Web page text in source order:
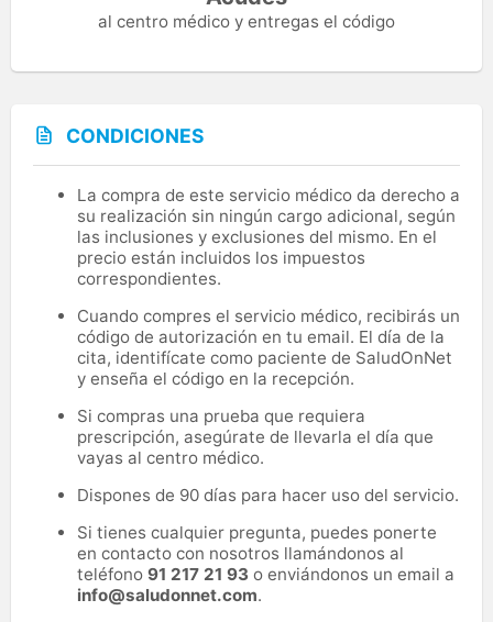
al centro médico y entregas el código
CONDICIONES
La compra de este servicio médico da derecho a
su realización sin ningún cargo adicional, según
las inclusiones y exclusiones del mismo. En el
precio están incluidos los impuestos
correspondientes.
Cuando compres el servicio médico, recibirás un
código de autorización en tu email. El día de la
cita, identifícate como paciente de SaludOnNet
y enseña el código en la recepción.
Si compras una prueba que requiera
prescripción, asegúrate de llevarla el día que
vayas al centro médico.
Dispones de 90 días para hacer uso del servicio.
Si tienes cualquier pregunta, puedes ponerte
en contacto con nosotros llamándonos al
teléfono 91 217 21 93 o enviándonos un email a
info@saludonnet.com.